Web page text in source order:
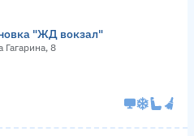
"ЖД вокзал"
8